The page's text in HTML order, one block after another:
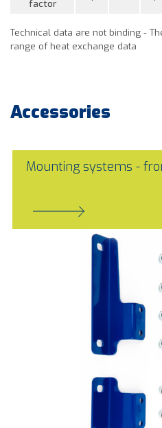
factor
Technical data are not binding -
range of heat exchange data
Accessories
Mounting systems -